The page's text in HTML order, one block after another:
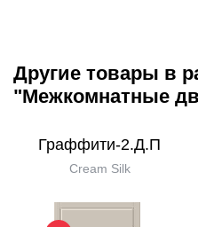
Другие товары в
"Межкомнатные
Граффити-2.Д.П
Cream Silk